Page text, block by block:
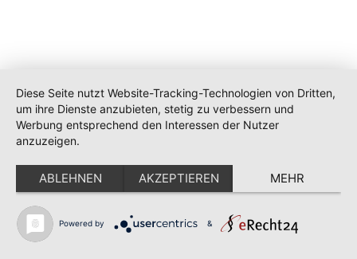
Diese Seite nutzt Website-Tracking-Technologien von Dritten,
um ihre Dienste anzubieten, stetig zu verbessern und
Werbung entsprechend den Interessen der Nutzer
anzuzeigen.
ABLEHNEN AKZEPTIEREN MEHR
Powered by &